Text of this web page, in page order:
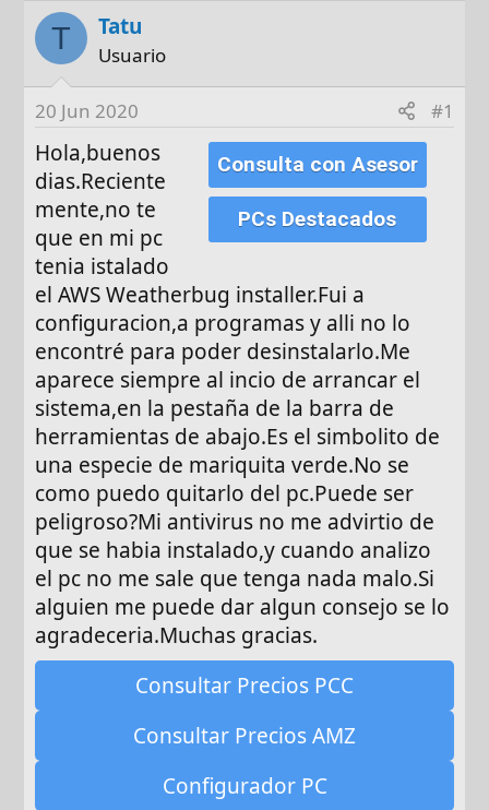
r
a
d
i
n
i
c
i
o
T Tatu
Usuario
20 Jun 2020 #1
Consulta con Asesor
PCs Destacados
Hola,buenos
dias.Reciente
mente,no te
que en mi pc
tenia istalado
el AWS Weatherbug installer.Fui a
configuracion,a programas y alli no lo
encontré para poder desinstalarlo.Me
aparece siempre al incio de arrancar el
sistema,en la pestaña de la barra de
herramientas de abajo.Es el simbolito de
una especie de mariquita verde.No se
como puedo quitarlo del pc.Puede ser
peligroso?Mi antivirus no me advirtio de
que se habia instalado,y cuando analizo
el pc no me sale que tenga nada malo.Si
alguien me puede dar algun consejo se lo
agradeceria.Muchas gracias.
Consultar Precios PCC
Consultar Precios AMZ
Configurador PC